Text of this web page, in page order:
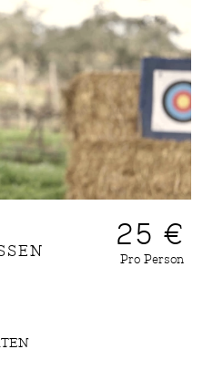
25 €
Pro Person